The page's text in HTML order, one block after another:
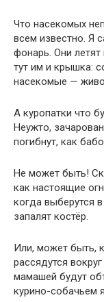
Что насекомых
всем известно. Я
фонарь. Они летят
тут им и крышка:
насекомые —
А куропатки что
Неужто,
погибнут, как
Не может быть!
как настоящие
когда выберутся
запалят костёр.
Или, может быть,
рассядутся
мамашей будут
курино-собачьем